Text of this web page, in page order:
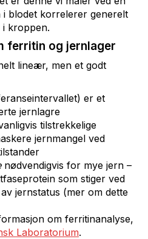
i blodet korrelerer generelt
i kroppen.
ferritin og jernlager
lineær, men et godt
er et
jernlagre
tilstrekkelige
jernmangel ved
nødvendigvis for mye jern –
som stiger ved
jernstatus (mer om dette
om ferritinanalyse,
Laboratorium.